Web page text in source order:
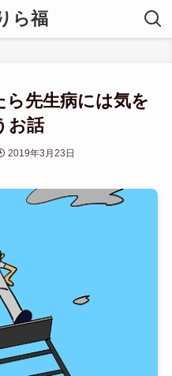
ら福
先生病には気を
お話
2019年3月23日